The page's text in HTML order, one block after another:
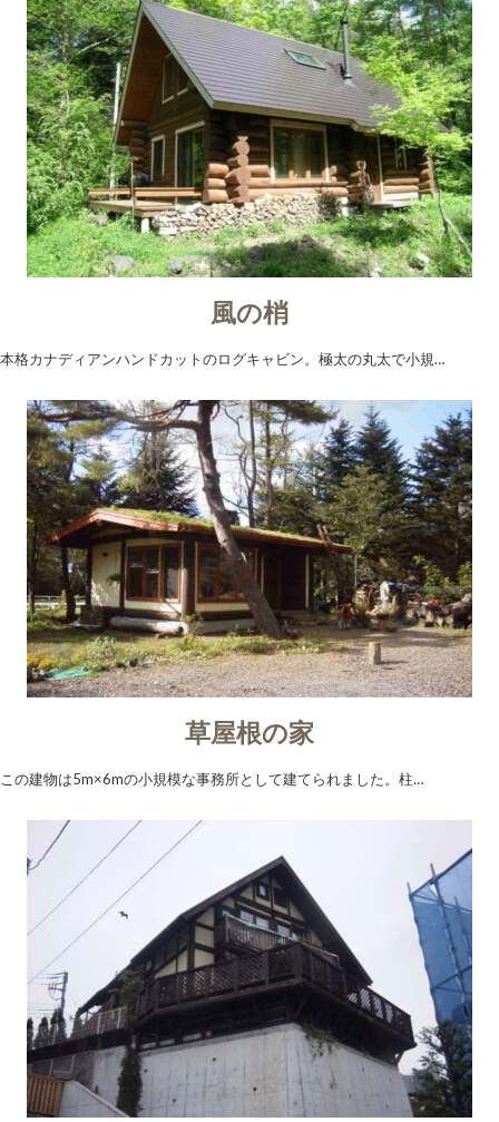
風の梢
本格カナディアンハンドカットのログキャビン。極太の丸太で小規…
草屋根の家
この建物は5m×6mの小規模な事務所として建てられました。柱…